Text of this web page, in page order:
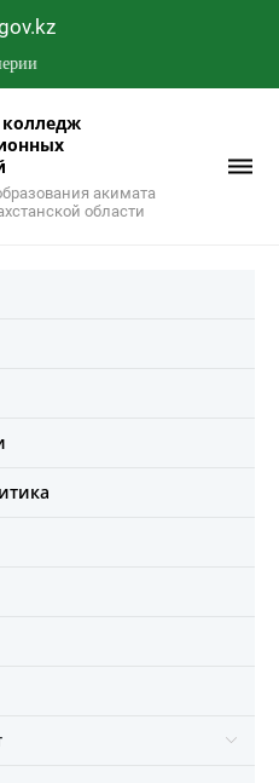
акимата
области